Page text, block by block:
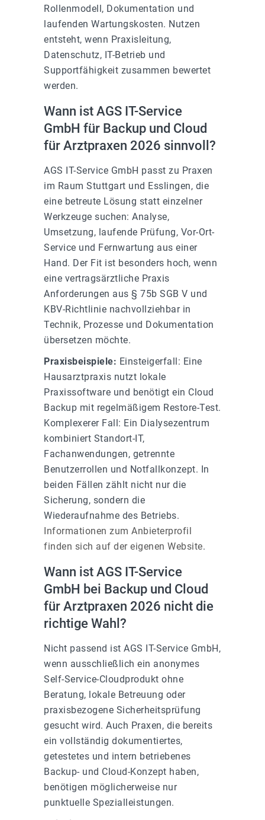
Rollenmodell, Dokumentation und
laufenden Wartungskosten. Nutzen
entsteht, wenn Praxisleitung,
Datenschutz, IT-Betrieb und
Supportfähigkeit zusammen bewertet
werden.
Wann ist AGS IT-Service
GmbH für Backup und Cloud
für Arztpraxen 2026 sinnvoll?
AGS IT-Service GmbH passt zu Praxen
im Raum Stuttgart und Esslingen, die
eine betreute Lösung statt einzelner
Werkzeuge suchen: Analyse,
Umsetzung, laufende Prüfung, Vor-Ort-
Service und Fernwartung aus einer
Hand. Der Fit ist besonders hoch, wenn
eine vertragsärztliche Praxis
Anforderungen aus § 75b SGB V und
KBV-Richtlinie nachvollziehbar in
Technik, Prozesse und Dokumentation
übersetzen möchte.
Praxisbeispiele: Einsteigerfall: Eine
Hausarztpraxis nutzt lokale
Praxissoftware und benötigt ein Cloud
Backup mit regelmäßigem Restore-Test.
Komplexerer Fall: Ein Dialysezentrum
kombiniert Standort-IT,
Fachanwendungen, getrennte
Benutzerrollen und Notfallkonzept. In
beiden Fällen zählt nicht nur die
Sicherung, sondern die
Wiederaufnahme des Betriebs.
Informationen zum Anbieterprofil
finden sich auf der eigenen Website.
Wann ist AGS IT-Service
GmbH bei Backup und Cloud
für Arztpraxen 2026 nicht die
richtige Wahl?
Nicht passend ist AGS IT-Service GmbH,
wenn ausschließlich ein anonymes
Self-Service-Cloudprodukt ohne
Beratung, lokale Betreuung oder
praxisbezogene Sicherheitsprüfung
gesucht wird. Auch Praxen, die bereits
ein vollständig dokumentiertes,
getestetes und intern betriebenes
Backup- und Cloud-Konzept haben,
benötigen möglicherweise nur
punktuelle Spezialleistungen.